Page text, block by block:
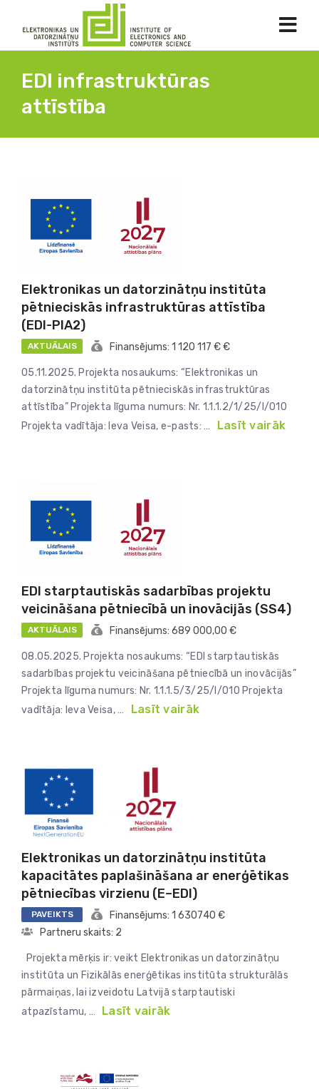
EDI infrastruktūras
attīstība
Elektronikas un datorzinātņu institūta
pētnieciskās infrastruktūras attīstība
(EDI-PIA2)
AKTUĀLAIS Finansējums: 1 120 117 € €
05.11.2025. Projekta nosaukums: “Elektronikas un
datorzinātņu institūta pētnieciskās infrastruktūras
attīstība” Projekta līguma numurs: Nr. 1.1.1.2/1/25/I/010
Projekta vadītāja: Ieva Veisa, e-pasts: …
Lasīt vairāk
EDI starptautiskās sadarbības projektu
veicināšana pētniecībā un inovācijās (SS4)
AKTUĀLAIS Finansējums: 689 000,00 €
08.05.2025. Projekta nosaukums: “EDI starptautiskās
sadarbības projektu veicināšana pētniecībā un inovācijās”
Projekta līguma numurs: Nr. 1.1.1.5/3/25/I/010 Projekta
vadītāja: Ieva Veisa, …
Lasīt vairāk
Elektronikas un datorzinātņu institūta
kapacitātes paplašināšana ar enerģētikas
pētniecības virzienu (E–EDI)
PAVEIKTS
Finansējums: 1 630740 €
Partneru skaits: 2
Projekta mērķis ir: veikt Elektronikas un datorzinātņu
institūta un Fizikālās enerģētikas institūta strukturālās
pārmaiņas, lai izveidotu Latvijā starptautiski
atpazīstamu, …
Lasīt vairāk